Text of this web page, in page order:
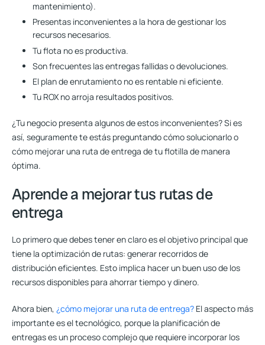
mantenimiento).
Presentas inconvenientes a la hora de gestionar los
recursos necesarios.
Tu flota no es productiva.
Son frecuentes las entregas fallidas o devoluciones.
El plan de enrutamiento no es rentable ni eficiente.
Tu ROX no arroja resultados positivos.
¿Tu negocio presenta algunos de estos inconvenientes? Si es
así, seguramente te estás preguntando cómo solucionarlo o
cómo mejorar una ruta de entrega de tu flotilla de manera
óptima.
Aprende a mejorar tus rutas de
entrega
Lo primero que debes tener en claro es el objetivo principal que
tiene la optimización de rutas: generar recorridos de
distribución eficientes. Esto implica hacer un buen uso de los
recursos disponibles para ahorrar tiempo y dinero.
Ahora bien, ¿cómo mejorar una ruta de entrega? El aspecto más
importante es el tecnológico, porque la planificación de
entregas es un proceso complejo que requiere incorporar los